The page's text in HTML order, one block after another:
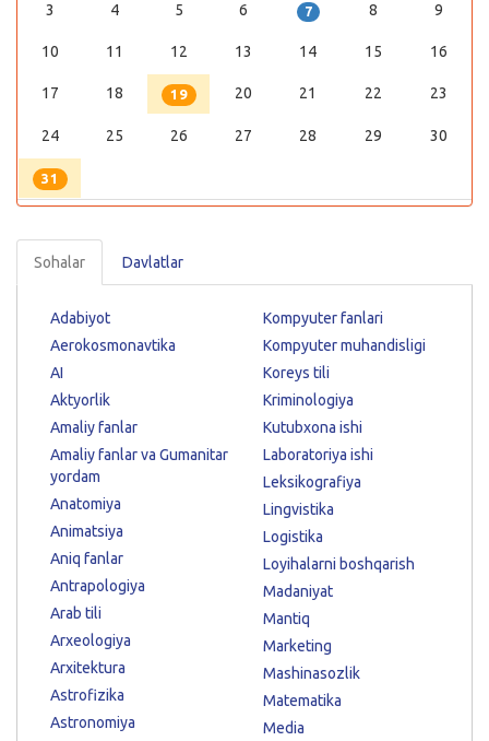
3 4 5 6 7 8 9
10 11 12 13 14 15 16
17 18 19 20 21 22 23
24 25 26 27 28 29 30
31
Sohalar Davlatlar
Adabiyot
Aerokosmonavtika
AI
Aktyorlik
Amaliy fanlar
Amaliy fanlar va Gumanitar
yordam
Anatomiya
Animatsiya
Aniq fanlar
Antrapologiya
Arab tili
Arxeologiya
Arxitektura
Astrofizika
Astronomiya
Kompyuter fanlari
Kompyuter muhandisligi
Koreys tili
Kriminologiya
Kutubxona ishi
Laboratoriya ishi
Leksikografiya
Lingvistika
Logistika
Loyihalarni boshqarish
Madaniyat
Mantiq
Marketing
Mashinasozlik
Matematika
Media